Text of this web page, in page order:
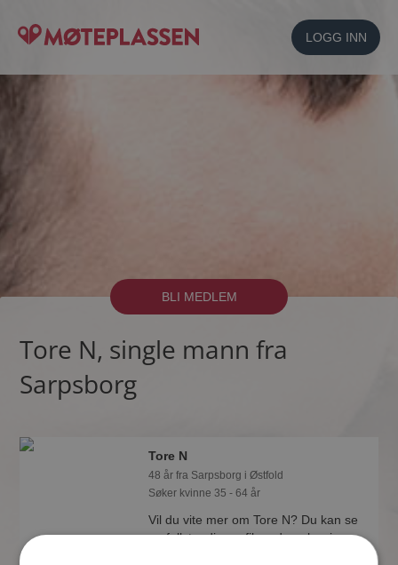
LOGG INN
BLI MEDLEM
Tore N, single mann fra
Sarpsborg
Tore N
48 år fra Sarpsborg i Østfold
Søker kvinne 35 - 64 år
Vil du vite mer om Tore N? Du kan se
en fullstendig profil med opplysninger